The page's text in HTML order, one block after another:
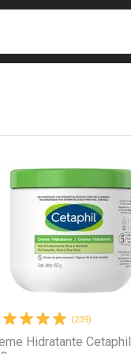
(239)
Hidratante Cetaphil